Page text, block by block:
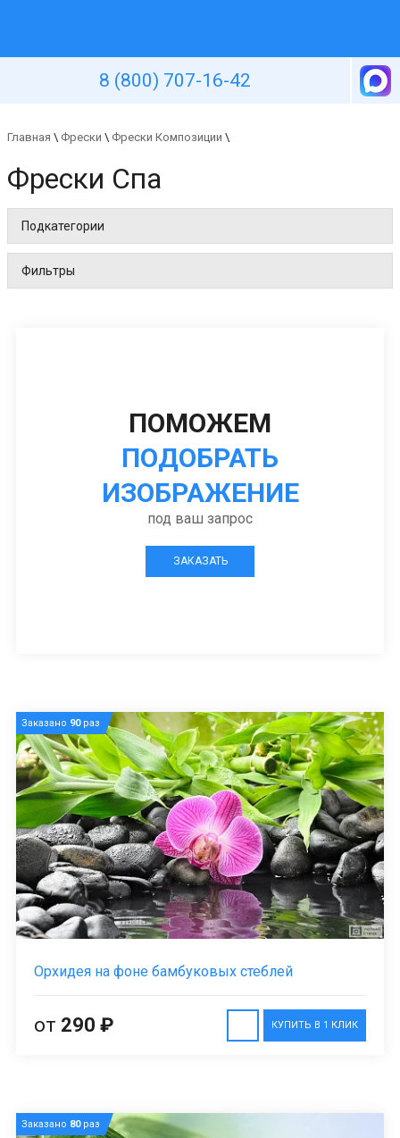
8 (800) 707-16-42
Главная \ Фрески \ Фрески Композиции \
Фрески Спа
Подкатегории
Фильтры
ПОМОЖЕМ
ПОДОБРАТЬ
ИЗОБРАЖЕНИЕ
под ваш запрос
ЗАКАЗАТЬ
Заказано 90раз
Орхидея на фоне бамбуковых стеблей
КУПИТЬ В 1 КЛИК
от 290 ₽
Заказано 80раз